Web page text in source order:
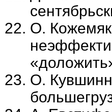
О.
О.